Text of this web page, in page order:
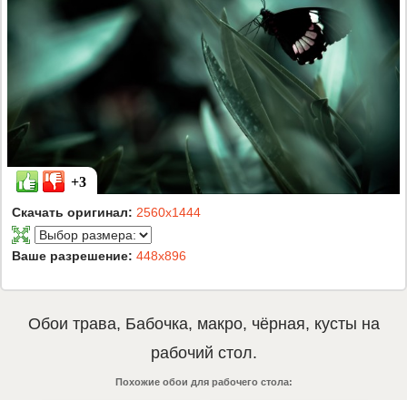
+3
Скачать оригинал: 2560x1444
Ваше разрешение: 448x896
Обои трава, Бабочка, макро, чёрная, кусты на
рабочий стол.
Похожие обои для рабочего стола: